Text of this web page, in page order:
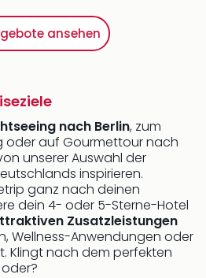
ansehen
nach Berlin, zum
oder auf Gourmettour nach
unserer Auswahl der
inspirieren.
ganz nach deinen
dein 4- oder 5-Sterne-Hotel
Zusatzleistungen
Wellness-Anwendungen oder
Klingt nach dem perfekten